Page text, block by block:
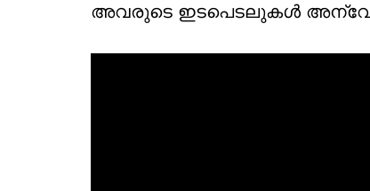
അവരുടെ ഇടപെടലുകള്‍